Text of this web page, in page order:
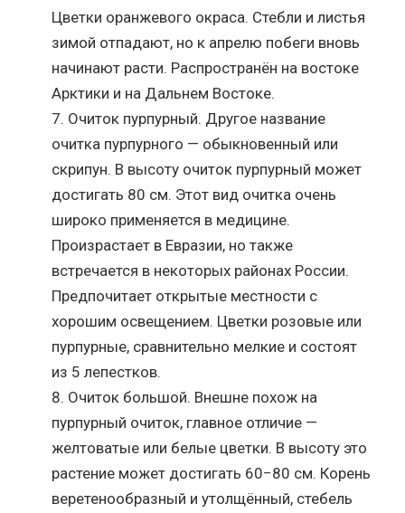
Цветки оранжевого окраса. Стебли и листья
зимой отпадают, но к апрелю побеги вновь
начинают расти. Распространён на востоке
Арктики и на Дальнем Востоке.
Очиток пурпурный. Другое название
очитка пурпурного — обыкновенный или
скрипун. В высоту очиток пурпурный может
достигать 80 см. Этот вид очитка очень
широко применяется в медицине.
Произрастает в Евразии, но также
встречается в некоторых районах России.
Предпочитает открытые местности с
хорошим освещением. Цветки розовые или
пурпурные, сравнительно мелкие и состоят
из 5 лепестков.
Очиток большой. Внешне похож на
пурпурный очиток, главное отличие —
желтоватые или белые цветки. В высоту это
растение может достигать 60−80 см. Корень
веретенообразный и утолщённый, стебель